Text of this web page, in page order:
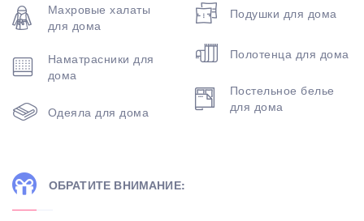
Махровые халаты
для дома
Наматрасники для
дома
Одеяла для дома
Подушки для дома
Полотенца для дома
Постельное белье
для дома
ОБРАТИТЕ ВНИМАНИЕ: